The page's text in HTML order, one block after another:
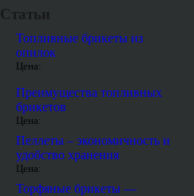
Статьи
Топливные брикеты из
опилок
Цена:
Преимущества топливных
брикетов
Цена:
Пеллеты – экономичность и
удобство хранения
Цена:
Торфяные брикеты —